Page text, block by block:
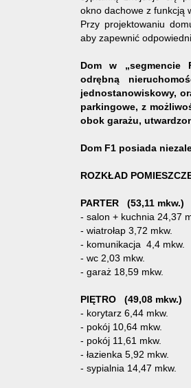
okno dachowe z funkcją
Przy projektowaniu
aby zapewnić
Dom w „segmencie
odrębną
jednostanowiskowy,
parkingowe, z
obok garażu,
Dom F1 posiada
ROZKŁAD
PARTER (53,11 mkw.)
- salon + kuchnia 24,37
- wiatrołap 3,72 mkw.
- komunikacja 4,4 mkw.
- wc 2,03 mkw.
- garaż 18,59 mkw.
PIĘTRO (49,08 mkw.)
- korytarz 6,44 mkw.
- pokój 10,64 mkw.
- pokój 11,61 mkw.
- łazienka 5,92 mkw.
- sypialnia 14,47 mkw.